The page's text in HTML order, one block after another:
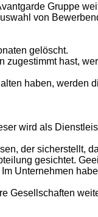
Gruppe
von
gelöscht.
hast,
haben,
wird als
der sicherstellt,
gesichtet.
Unternehmen
Gesellschaften